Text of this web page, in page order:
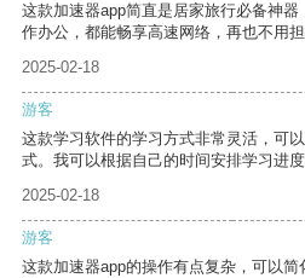
这款加速器app简直是居家旅行必备神
作办公，都能畅享高速网络，再也不用担
2025-02-18
游客
这款学习软件的学习方式非常灵活，可
式。我可以根据自己的时间安排学习进度
2025-02-18
游客
这款加速器app的操作有点复杂，可以